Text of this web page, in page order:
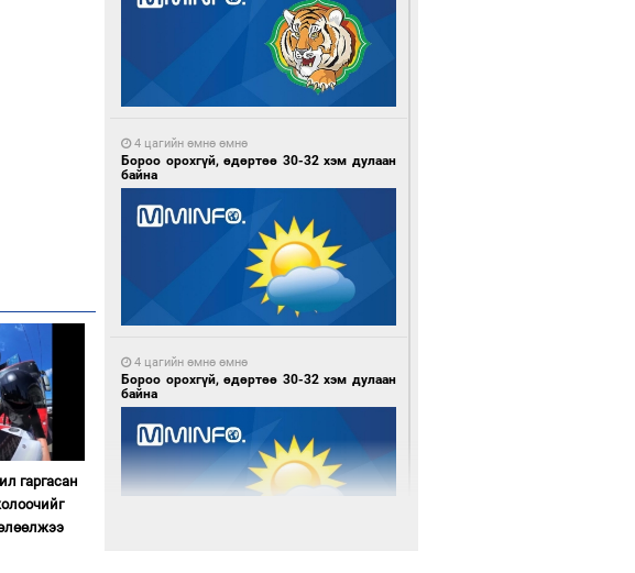
гаргасан
4 цагийн өмнө өмнө
Бороо орохгүй, өдөртөө 30-32 хэм дулаан
байна
4 цагийн өмнө өмнө
Бороо орохгүй, өдөртөө 30-32 хэм дулаан
байна